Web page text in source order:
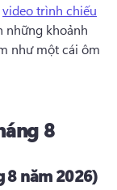
video trình chiếu
những khoảnh
như một cái ôm
8
8 năm 2026)